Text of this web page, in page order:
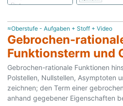
≈Oberstufe - Aufgaben + Stoff + Video
Gebrochen-
Funktionsterm und
Gebrochen-rationale Funktionen
Polstellen, Nullstellen, Asymptoten
zeichnen; den Term einer
anhand gegebener Eigenschaften